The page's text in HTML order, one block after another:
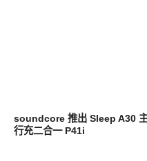
soundcore 推出 Sleep A30
行充二合一 P41i